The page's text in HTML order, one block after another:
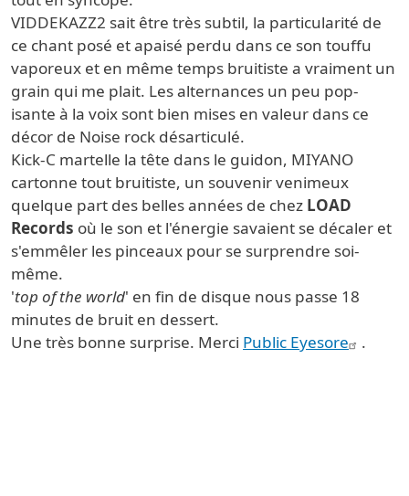
VIDDEKAZZ2 sait être très subtil, la particularité de
ce chant posé et apaisé perdu dans ce son touffu
vaporeux et en même temps bruitiste a vraiment un
grain qui me plait. Les alternances un peu pop-
isante à la voix sont bien mises en valeur dans ce
décor de Noise rock désarticulé.
Kick-C martelle la tête dans le guidon, MIYANO
cartonne tout bruitiste, un souvenir venimeux
quelque part des belles années de chez LOAD
Records où le son et l'énergie savaient se décaler et
s'emmêler les pinceaux pour se surprendre soi-
même.
'top of the world' en fin de disque nous passe 18
minutes de bruit en dessert.
Une très bonne surprise. Merci Public Eyesore .